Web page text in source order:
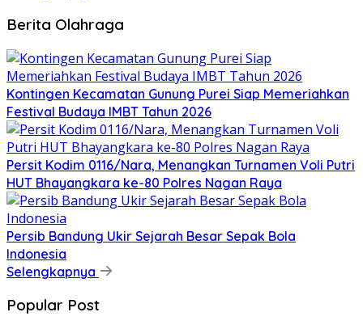
Berita Olahraga
Kontingen Kecamatan Gunung Purei Siap Memeriahkan
Festival Budaya IMBT Tahun 2026
Persit Kodim 0116/Nara, Menangkan Turnamen Voli Putri
HUT Bhayangkara ke-80 Polres Nagan Raya
Persib Bandung Ukir Sejarah Besar Sepak Bola
Indonesia
Selengkapnya
Popular Post